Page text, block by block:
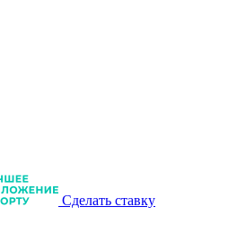
Сделать ставку